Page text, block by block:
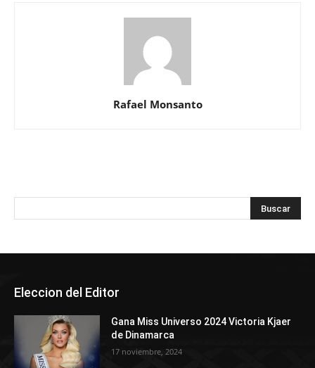
Rafael Monsanto
Eleccion del Editor
Gana Miss Universo 2024 Victoria Kjaer
de Dinamarca
17 noviembre, 2024